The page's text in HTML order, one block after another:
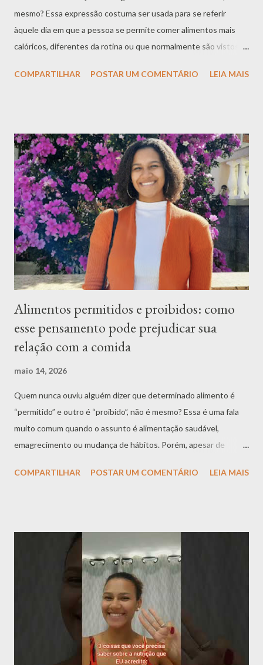
mesmo? Essa expressão costuma ser usada para se referir
àquele dia em que a pessoa se permite comer alimentos mais
calóricos, diferentes da rotina ou que normalmente são vistos
sobre comida? Quando chamamos determinados alimentos de
lugar de culpa, erro e descontrole, como se eles não pudessem
existir dentro de uma alimentação saudável. E aqui vale uma
reflexão: será que está correto chamar comida de lixo? Será que
esses alimentos não podem ter um contexto dentro da sua
rotina alimentar? A alimentação não precisa ser dividida entre
dias perfeitos e dias de exagero. Quando uma pessoa passa a
semana inteira tentando se controlar, restringindo tudo o que
gosta, e espera apenas...
COMPARTILHAR POSTAR UM COMENTÁRIO LEIA MAIS
Alimentos permitidos e proibidos: como
esse pensamento pode prejudicar sua
relação com a comida
maio 14, 2026
Quem nunca ouviu alguém dizer que determinado alimento é
“permitido” e outro é “proibido”, não é mesmo? Essa é uma fala
muito comum quando o assunto é alimentação saudável,
emagrecimento ou mudança de hábitos. Porém, apesar de
trazer consequências importantes para a relação que uma
espaço de cuidado e passa a ser um lugar de culpa, medo e
cobrança. Com o tempo, isso pode tornar o ato de comer mais
pesado, gerando ansiedade antes das refeições, culpa depois de
comer e a sensação constante de que é preciso compensar o
que foi consumido. A verdade é que os alimentos não precisam
ser vistos como inimigos. Cada um pode ter um contexto dentro
de uma alimentação equilibrada. Um doce em uma comemoração,
uma pizza em um encontro com amigos ou uma refeiçã...
COMPARTILHAR POSTAR UM COMENTÁRIO LEIA MAIS